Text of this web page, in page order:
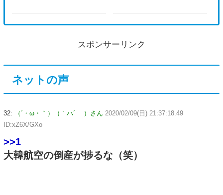
スポンサーリンク
ネットの声
32: （´・ω・｀）（｀ハ´ ）さん 2020/02/09(日) 21:37:18.49
ID:xZ6X/GXo
>>1
大韓航空の倒産が捗るな（笑）